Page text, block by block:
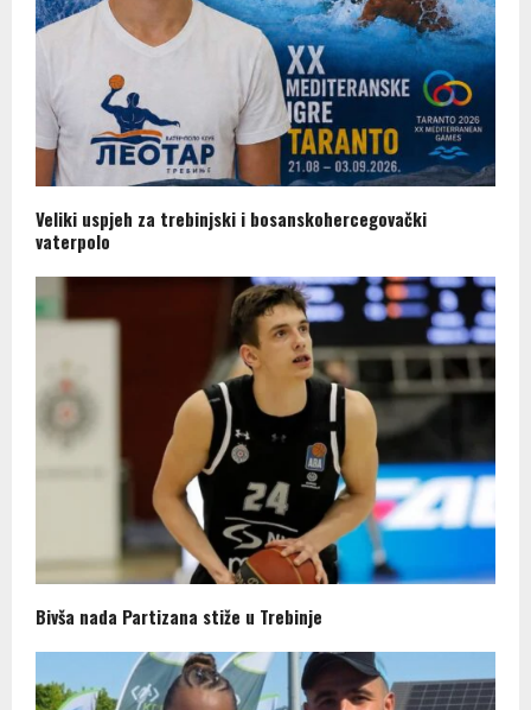
Veliki uspjeh za trebinjski i bosanskohercegovački
vaterpolo
Bivša nada Partizana stiže u Trebinje